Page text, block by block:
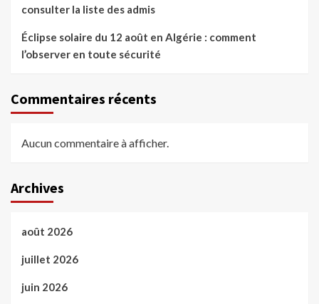
consulter la liste des admis
Éclipse solaire du 12 août en Algérie : comment
l’observer en toute sécurité
Commentaires récents
Aucun commentaire à afficher.
Archives
août 2026
juillet 2026
juin 2026